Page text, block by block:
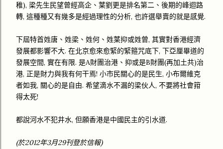
稚), 梁先生民望曾經高企、葉劉更是排名第二、後期的峰迴路
轉, 這種種又有幾多是經過理性的分析, 也許選舉賣的就是感覺.
下屆特首姓唐、姓梁、姓何、姓葉抑或姓曾, 其實對香港經濟
發展都影響不大. 在北京愈來愈緊的緊箍咒底下, 下亞厘畢道的
發展空間, 實在有限. 是A財團治港、抑或是B財團(再加土共)治
港, 正是財力與我有何干焉! 小市民關心的是民生, 小布爾維克
者如我, 關心的是自由. 希望滴水不漏的梁伙人, 不要將社會箝
得太死!
都說河水不犯井水, 但願香港是中國民主的引水道.
(於2012年3月29刊登於信報)